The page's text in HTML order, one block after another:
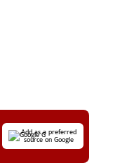
Add as a preferred
source on Google